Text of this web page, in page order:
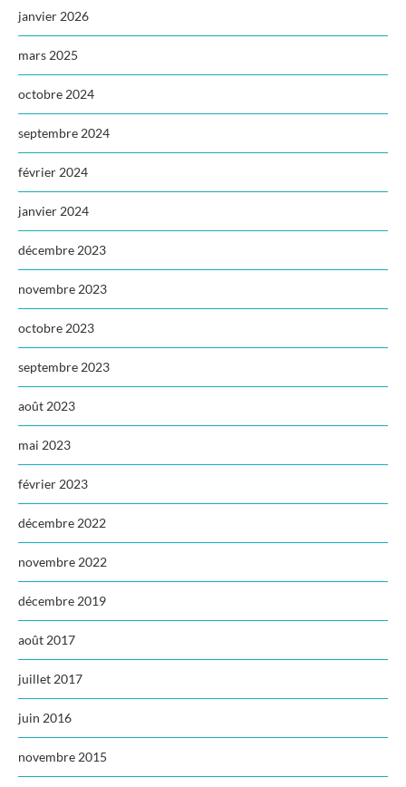
janvier 2026
mars 2025
octobre 2024
septembre 2024
février 2024
janvier 2024
décembre 2023
novembre 2023
octobre 2023
septembre 2023
août 2023
mai 2023
février 2023
décembre 2022
novembre 2022
décembre 2019
août 2017
juillet 2017
juin 2016
novembre 2015